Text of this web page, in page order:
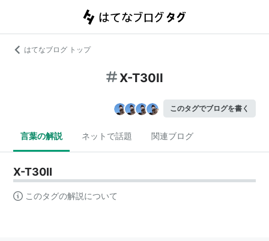
はてなブログ トップ
X-T30II
このタグでブログを書く
言葉の解説 ネットで話題 関連ブログ
X-T30II
このタグの解説について